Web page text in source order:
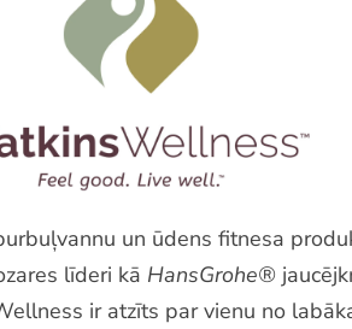
un ūdens fitnesa
līderi kā HansGrohe®
ir atzīts par vienu no